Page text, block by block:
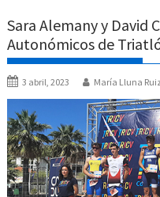
Sara Alemany y David
Autonómicos de
3 abril, 2023 María Lluna